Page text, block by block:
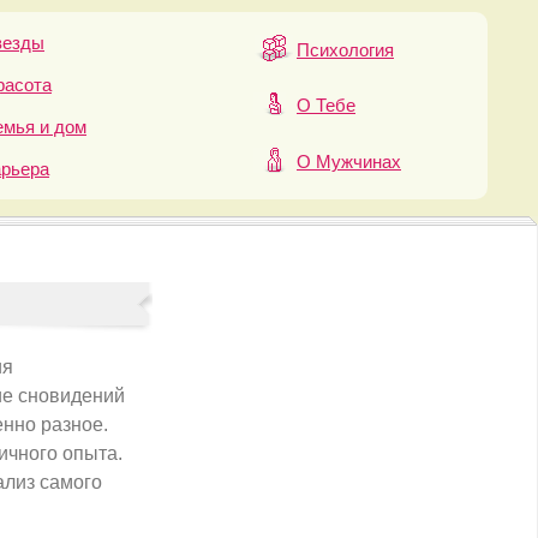
и дом
Психология
О Тебе
О Мужчинах
сновидений
разное.
опыта.
самого